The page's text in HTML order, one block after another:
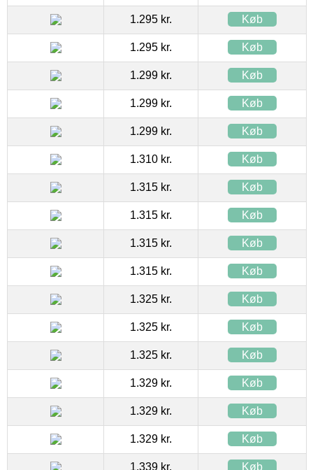
1.295 kr. Køb
1.295 kr. Køb
1.299 kr. Køb
1.299 kr. Køb
1.299 kr. Køb
1.310 kr. Køb
1.315 kr. Køb
1.315 kr. Køb
1.315 kr. Køb
1.315 kr. Køb
1.325 kr. Køb
1.325 kr. Køb
1.325 kr. Køb
1.329 kr. Køb
1.329 kr. Køb
1.329 kr. Køb
1.339 kr. Køb